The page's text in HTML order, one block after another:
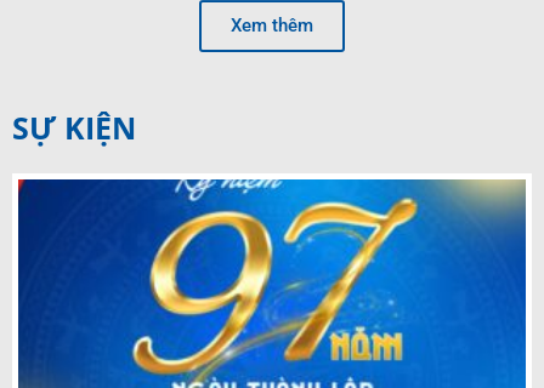
Xem thêm
SỰ KIỆN